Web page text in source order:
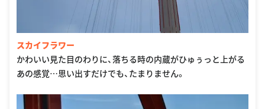
スカイフラワー
かわいい見た目のわりに、落ちる時の内蔵がひゅぅっと上がる
あの感覚…思い出すだけでも、たまりません。